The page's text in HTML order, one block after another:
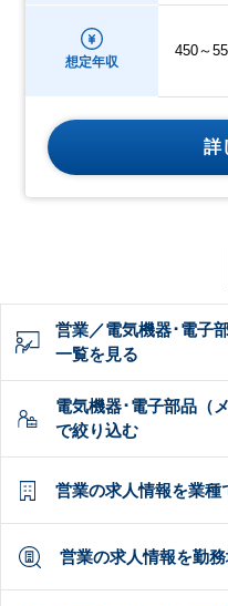
想定年収
450～
詳
営業／電気機器･電子
一覧を見る
電気機器･電子部品（
で絞り込む
営業の求人情報を業種
営業の求人情報を勤